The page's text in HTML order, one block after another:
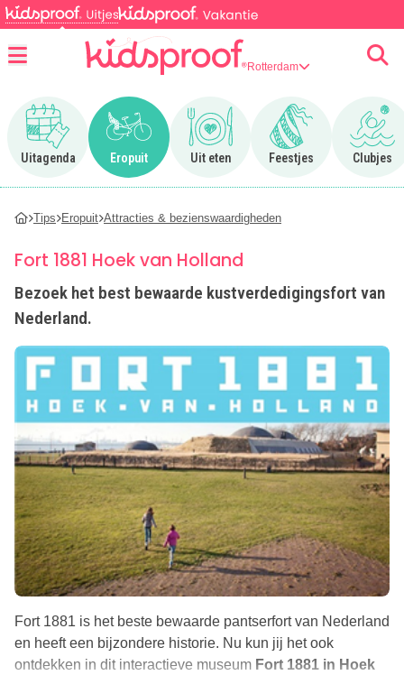
Rotterdam
Uitagenda
Ga naar Uitagenda
Eropuit
Ga naar Eropuit
Uit eten
Ga naar Uit eten
Feestjes
Ga naar Feestjes
Clubjes
Ga
Tips Eropuit Attracties & bezienswaardigheden
Fort 1881 Hoek van Holland
Bezoek het best bewaarde kustverdedigingsfort van
Nederland.
Fort 1881 is het beste bewaarde pantserfort van Nederland
en heeft een bijzondere historie. Nu kun jij het ook
ontdekken in dit interactieve museum Fort 1881 in Hoek